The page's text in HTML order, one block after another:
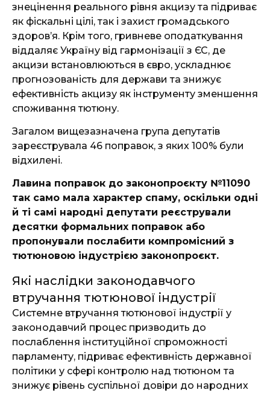
знецінення реального рівня акцизу та підриває
як фіскальні цілі, так і захист громадського
здоровʼя. Крім того, гривневе оподаткування
віддаляє Україну від гармонізації з ЄС, де
акцизи встановлюються в євро, ускладнює
прогнозованість для держави та знижує
ефективність акцизу як інструменту зменшення
споживання тютюну.
Загалом вищезазначена група депутатів
зареєструвала 46 поправок, з яких 100% були
відхилені.
Лавина поправок до законопроєкту №11090
так само мала характер спаму, оскільки одні
й ті самі народні депутати реєстрували
десятки формальних поправок або
пропонували послабити компромісний з
тютюновою індустрією законопроєкт.
Які наслідки законодавчого
втручання тютюнової індустрії
Системне втручання тютюнової індустрії у
законодавчий процес призводить до
послаблення інституційної спроможності
парламенту, підриває ефективність державної
політики у сфері контролю над тютюном та
знижує рівень суспільної довіри до народних